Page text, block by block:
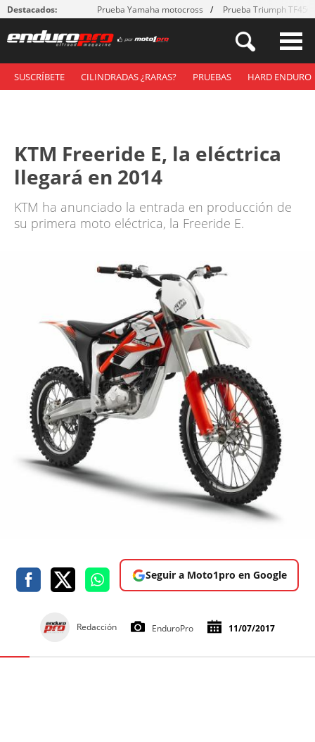
Destacados: Prueba Yamaha motocross Prueba Triumph
SUSCRÍBETE CILINDRADAS ¿RARAS? PRUEBAS HARD ENDURO
KTM Freeride E, la eléctrica
llegará en 2014
KTM ha anunciado la entrada en producción de
su primera moto eléctrica, la Freeride E.
Seguir a Moto1pro en Google
Redacción EnduroPro 11/07/2017